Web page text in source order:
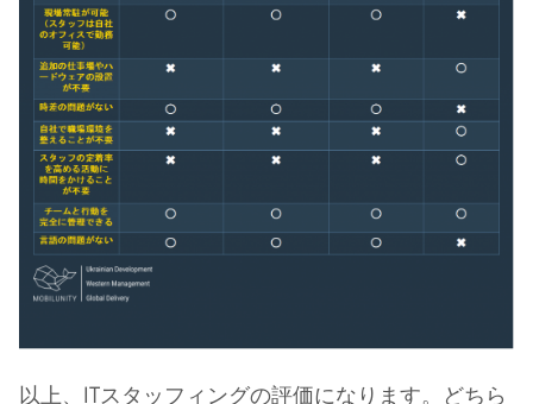
以上、ITスタッフィングの評価になります。どちら